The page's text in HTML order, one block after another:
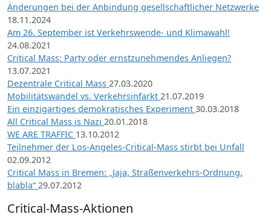
Änderungen bei der Anbindung gesellschaftlicher Netzwerke
18.11.2024
Am 26. September ist Verkehrswende- und Klimawahl!
24.08.2021
Critical Mass: Party oder ernstzunehmendes Anliegen?
13.07.2021
Dezentrale Critical Mass 27.03.2020
Mobilitätswandel vs. Verkehrsinfarkt 21.07.2019
Ein einzigartiges demokratisches Experiment 30.03.2018
All Critical Mass is Nazi 20.01.2018
WE ARE TRAFFIC 13.10.2012
Teilnehmer der Los-Angeles-Critical-Mass stirbt bei Unfall
02.09.2012
Critical Mass in Bremen: „Jaja, Straßenverkehrs-Ordnung,
blabla“ 29.07.2012
Critical-Mass-Aktionen